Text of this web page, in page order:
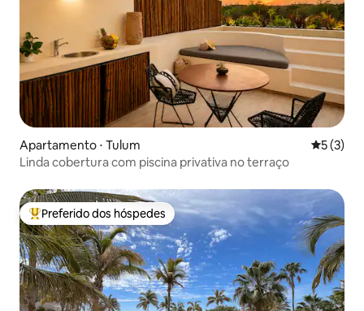
Apartamento ⋅ Tulum 5 de
5 (3)
Linda cobertura com piscina privativa no terraço
Entre os melhores preferidos dos hóspedes
Preferido dos hóspedes